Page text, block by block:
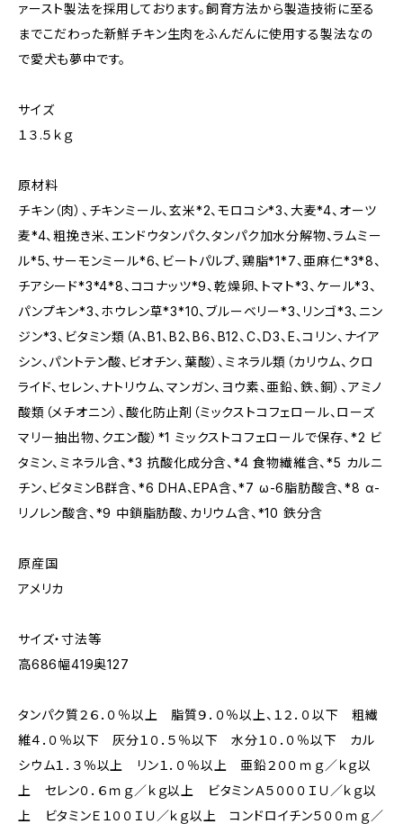
ァースト製法を採用しております。飼育方法から製造技術に至る
までこだわった新鮮チキン生肉をふんだんに使用する製法なの
で愛犬も夢中です。
サイズ
１３.５ｋｇ
原材料
チキン（肉）、チキンミール、玄米*2、モロコシ*3、大麦*4、オーツ
麦*4、粗挽き米、エンドウタンパク、タンパク加水分解物、ラムミー
ル*5、サーモンミール*6、ビートパルプ、鶏脂*1*7、亜麻仁*3*8、
チアシード*3*4*8、ココナッツ*9、乾燥卵、トマト*3、ケール*3、
パンプキン*3、ホウレン草*3*10、ブルーベリー*3、リンゴ*3、ニン
ジン*3、ビタミン類（A、B1、B2、B6、B12、C、D3、E、コリン、ナイア
シン、パントテン酸、ビオチン、葉酸）、ミネラル類（カリウム、クロ
ライド、セレン、ナトリウム、マンガン、ヨウ素、亜鉛、鉄、銅）、アミノ
酸類（メチオニン）、酸化防止剤（ミックストコフェロール、ローズ
マリー抽出物、クエン酸）*1 ミックストコフェロールで保存、*2 ビ
タミン、ミネラル含、*3 抗酸化成分含、*4 食物繊維含、*5 カルニ
チン、ビタミンB群含、*6 DHA、EPA含、*7 ω-6脂肪酸含、*8 α-
リノレン酸含、*9 中鎖脂肪酸、カリウム含、*10 鉄分含
原産国
アメリカ
サイズ・寸法等
高686幅419奥127
タンパク質２６．０％以上 脂質９．０％以上、１２．０以下 粗繊
維４．０％以下 灰分１０．５％以下 水分１０．０％以下 カル
シウム１．３％以上 リン１．０％以上 亜鉛２００ｍｇ／ｋｇ以
上 セレン０．６ｍｇ／ｋｇ以上 ビタミンＡ５０００ＩＵ／ｋｇ以
上 ビタミンＥ１００ＩＵ／ｋｇ以上 コンドロイチン５００ｍｇ／